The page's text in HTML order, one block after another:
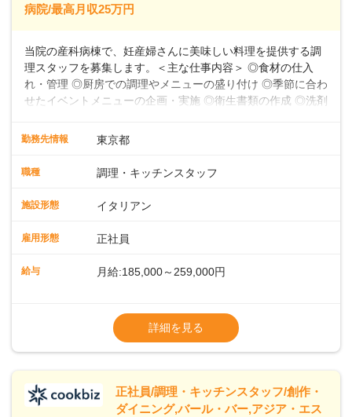
病院/最高月収25万円
当院の産科病棟で、妊産婦さんに美味しい料理を提供する調
理スタッフを募集します。＜主な仕事内容＞ ◎食材の仕入
れ・管理 ◎厨房での調理やメニューの盛り付け ◎季節に合わ
せたイベントメニューの企画・実施 ◎衛生書類の作成 ◎洗剤
フの指導 など★フレンチ・和・洋・中・イタリアンなど、
れ・管理から、厨房での調理やメニューの盛り付け、さらに
す。フレンチのコース料理から和・洋・中・イタリアンま
品発注、食数管理も担当していただきます。各時間帯スタッ
や育成業務もあるため、スキルアップを目指せます。お産前
勤務先情報 東京都
職種 調理・キッチンスタッフ
施設形態 イタリアン
雇用形態 正社員
給与 月給:185,000～259,000円
※試用期間3か月間（期間中、給与待遇変更
なし）
※経験年数を考慮の上、決定します。＜年収
例＞300万円~420万円 （賞与年3回を含む）
＞＞＞パートスタッフも同時募集中！時給
詳細を見る
正社員/調理・キッチンスタッフ/創作・
ダイニング,バール・バー,アジア・エス